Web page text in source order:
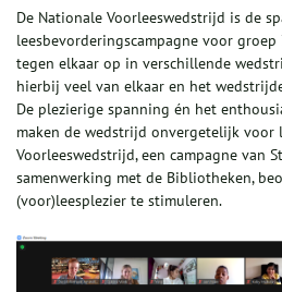
De Nationale Voorleeswedstrijd is de
leesbevorderingscampagne voor
tegen elkaar op in verschillende
hierbij veel van elkaar en het
De plezierige spanning én het
maken de wedstrijd onvergetelijk voor
Voorleeswedstrijd, een campagne van
samenwerking met de Bibliotheken,
(voor)leesplezier te stimuleren.